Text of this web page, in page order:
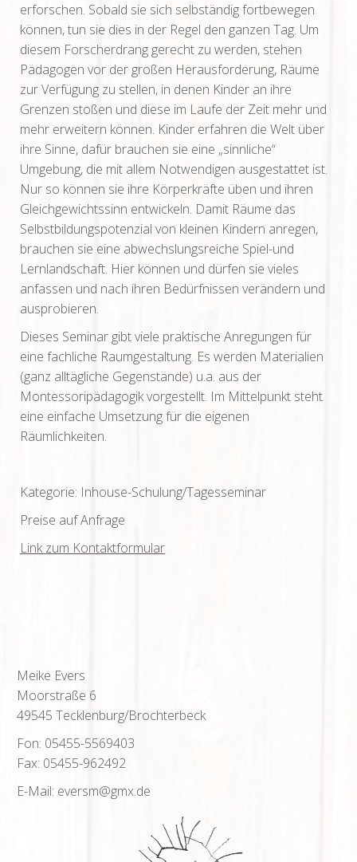
erforschen. Sobald sie sich selbständig fortbewegen
können, tun sie dies in der Regel den ganzen Tag. Um
diesem Forscherdrang gerecht zu werden, stehen
Pädagogen vor der großen Herausforderung, Räume
zur Verfügung zu stellen, in denen Kinder an ihre
Grenzen stoßen und diese im Laufe der Zeit mehr und
mehr erweitern können. Kinder erfahren die Welt über
ihre Sinne, dafür brauchen sie eine „sinnliche“
Umgebung, die mit allem Notwendigen ausgestattet ist.
Nur so können sie ihre Körperkräfte üben und ihren
Gleichgewichtssinn entwickeln. Damit Räume das
Selbstbildungspotenzial von kleinen Kindern anregen,
brauchen sie eine abwechslungsreiche Spiel-und
Lernlandschaft. Hier können und dürfen sie vieles
anfassen und nach ihren Bedürfnissen verändern und
ausprobieren.
Dieses Seminar gibt viele praktische Anregungen für
eine fachliche Raumgestaltung. Es werden Materialien
(ganz alltägliche Gegenstände) u.a. aus der
Montessoripädagogik vorgestellt. Im Mittelpunkt steht
eine einfache Umsetzung für die eigenen
Räumlichkeiten.
Kategorie: Inhouse-Schulung/Tagesseminar
Preise auf Anfrage
Link zum Kontaktformular
Meike Evers
Moorstraße 6
49545 Tecklenburg/Brochterbeck
Fon: 05455-5569403
Fax: 05455-962492
E-Mail: eversm@gmx.de